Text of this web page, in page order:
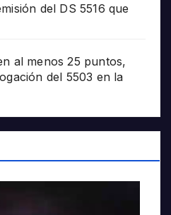
del DS 5516 que
al menos 25 puntos,
del 5503 en la